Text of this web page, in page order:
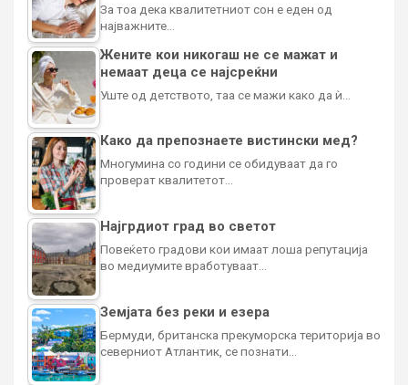
За тоа дека квалитетниот сон е еден од
најважните…
Жените кои никогаш не се мажат и
немаат деца се најсреќни
Уште од детството, таа се мажи како да ѝ…
Како да препознаете вистински мед?
Многумина со години се обидуваат да го
проверат квалитетот…
Најгрдиот град во светот
Повеќето градови кои имаат лоша репутација
во медиумите вработуваат…
Земјата без реки и езера
Бермуди, британска прекуморска територија во
северниот Атлантик, се познати…